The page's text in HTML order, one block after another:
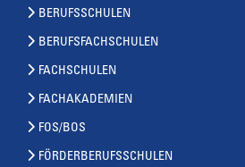
BERUFSSCHULEN
BERUFSFACHSCHULEN
FACHSCHULEN
FACHAKADEMIEN
FOS/BOS
FÖRDERBERUFSSCHULEN